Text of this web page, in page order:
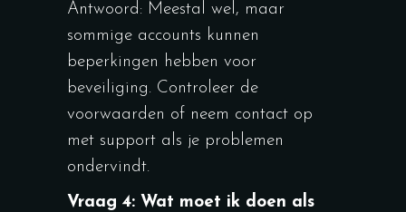
Antwoord: Meestal wel, maar
sommige accounts kunnen
beperkingen hebben voor
beveiliging. Controleer de
voorwaarden of neem contact op
met support als je problemen
ondervindt.
Vraag 4: Wat moet ik doen als